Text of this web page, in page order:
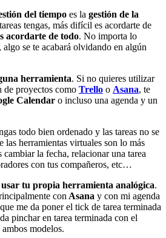
del tiempo es la gestión de la
tengas, más difícil es acordarte de
acordarte de todo. No importa lo
se te acabará olvidando en algún
herramienta. Si no quieres utilizar
de proyectos como Trello o Asana, te
Calendar o incluso una agenda y un
todo bien ordenado y las tareas no se
las herramientas virtuales son lo más
la fecha, relacionar una tarea
con tus compañeros, etc…
usar tu propia herramienta analógica.
con Asana y con mi agenda
me da poner el tick de tarea terminada
pinchar en tarea terminada con el
modelos.